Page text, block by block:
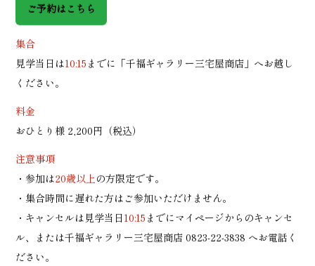
ご予約はこちら
集合
見学当日は10:15 までに「千福ギャラリー三宅屋商店」へお越し
ください。
料金
おひとり様 2,200円（税込）
注意事項
・参加は20歳以上 の方限定です。
・集合時間に遅れた方はご参加いただけません。
・キャンセルは見学当日10:15 までにマイページからのキャンセ
ル、または千福ギャラリー三宅屋商店0823-22-3838 へお電話く
ださい。